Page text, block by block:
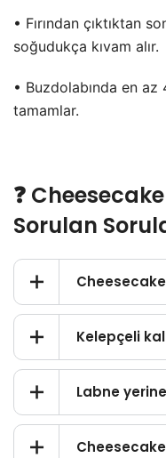
• Fırından çıktıktan
soğudukça kıvam alır.
• Buzdolabında en
tamamlar.
❓
Sorulan
Kelepçeli
Labne